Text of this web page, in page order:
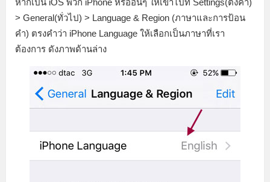
หากเป็น iOS พวก iPhone หรืออื่นๆ ให้เข้าไปที่ Settings(ตั้งค่า)
> General(ทั่วไป) > Language & Region (ภาษาและการป้อน
คำ) ตรงคำว่า iPhone Language ให้เลือกเป็นภาษาที่เรา
ต้องการ ดังภาพด้านล่าง